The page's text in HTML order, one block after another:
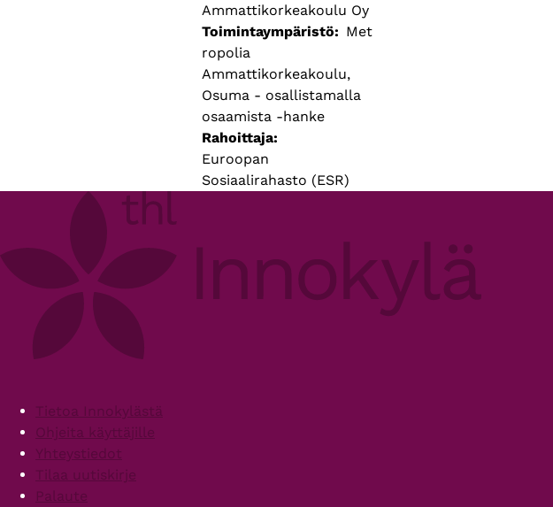
Ammattikorkeakoulu Oy
Toimintaympäristö
Met
ropolia
Ammattikorkeakoulu,
Osuma - osallistamalla
osaamista -hanke
Rahoittaja
Euroopan
Sosiaalirahasto (ESR)
FooterTietoa Innokylästä
Ohjeita käyttäjille
Yhteystiedot
Tilaa uutiskirje
Palaute